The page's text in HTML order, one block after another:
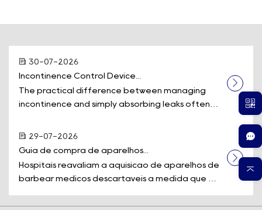
30-07-2026
Incontinence Control Device...
The practical difference between managing
incontinence and simply absorbing leaks often
29-07-2026
Guia de compra de aparelhos...
Hospitais reavaliam a aquisição de aparelhos de
barbear médicos descartáveis à medida que os